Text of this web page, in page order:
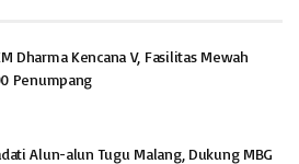
Dharma Kencana V, Fasilitas Mewah
Penumpang
Alun-alun Tugu Malang, Dukung MBG